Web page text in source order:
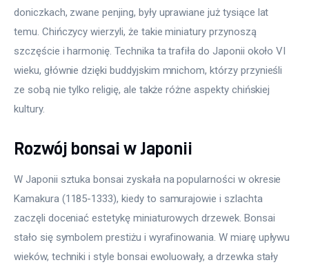
doniczkach, zwane penjing, były uprawiane już tysiące lat
temu. Chińczycy wierzyli, że takie miniatury przynoszą
szczęście i harmonię. Technika ta trafiła do Japonii około VI
wieku, głównie dzięki buddyjskim mnichom, którzy przynieśli
ze sobą nie tylko religię, ale także różne aspekty chińskiej
kultury.
Rozwój bonsai w Japonii
W Japonii sztuka bonsai zyskała na popularności w okresie
Kamakura (1185-1333), kiedy to samurajowie i szlachta
zaczęli doceniać estetykę miniaturowych drzewek. Bonsai
stało się symbolem prestiżu i wyrafinowania. W miarę upływu
wieków, techniki i style bonsai ewoluowały, a drzewka stały